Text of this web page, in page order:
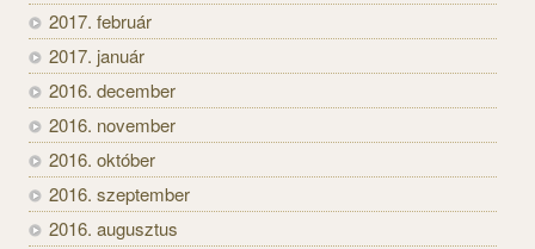
2017. február
2017. január
2016. december
2016. november
2016. október
2016. szeptember
2016. augusztus